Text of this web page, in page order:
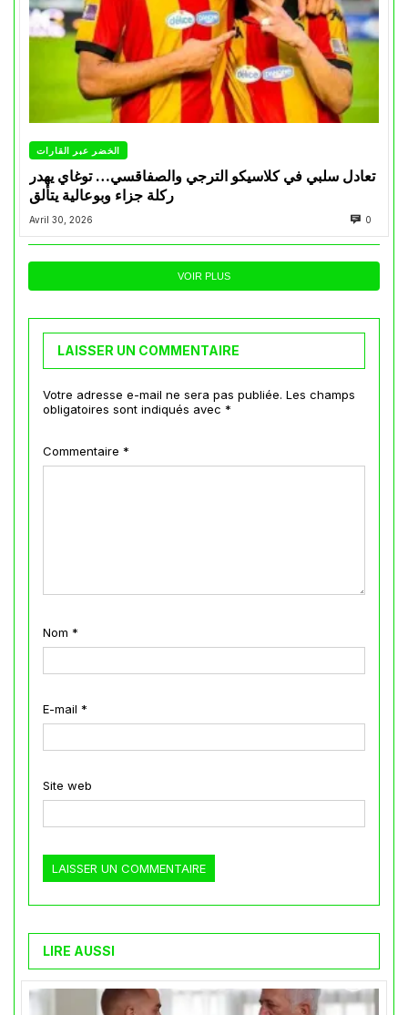
الخضر عبر القارات
تعادل سلبي في كلاسيكو الترجي والصفاقسي… توغاي يهدر
ركلة جزاء وبوعالية يتألق
Avril 30, 2026 0
VOIR PLUS
LAISSER UN COMMENTAIRE
Votre adresse e-mail ne sera pas publiée. Les champs
obligatoires sont indiqués avec *
Commentaire *
Nom *
E-mail *
Site web
LIRE AUSSI